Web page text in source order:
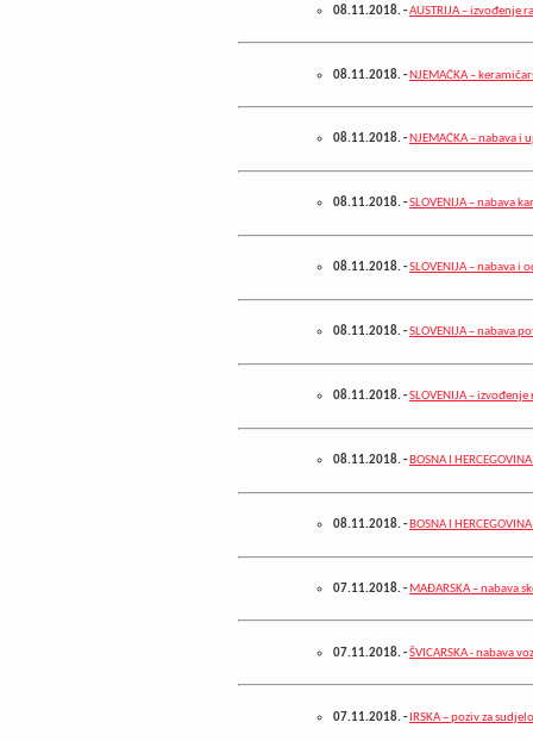
08.11.2018.-AUSTRIJA – izvođenje
08.11.2018.- NJEMAČKA –
08.11.2018.-NJEMAČKA – nabava i
08.11.2018.-SLOVENIJA – nabava
08.11.2018.-SLOVENIJA – nabava i
08.11.2018.-SLOVENIJA – nabava
08.11.2018.-SLOVENIJA –
08.11.2018.- BOSNA I
08.11.2018.- BOSNA I
07.11.2018.- MAĐARSKA – nabava
07.11.2018.-ŠVICARSKA - nabava
07.11.2018.- IRSKA – poziv za